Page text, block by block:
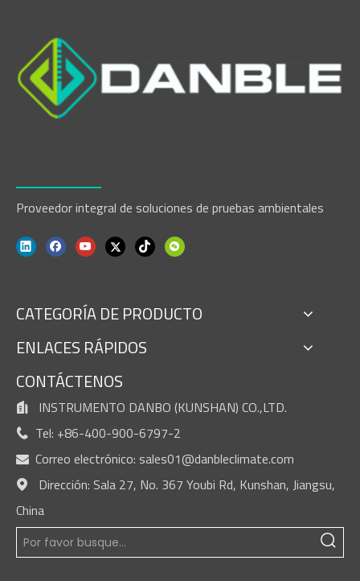
Proveedor integral de soluciones de pruebas ambientales
CATEGORÍA DE PRODUCTO
ENLACES RÁPIDOS
CONTÁCTENOS
 INSTRUMENTO DANBO (KUNSHAN) CO.,LTD.
 Tel: +86-400-900-6797-2
 Correo electrónico: sales01@danbleclimate.com

Dirección: Sala 27, No. 367 Youbi Rd, Kunshan, Jiangsu,
China